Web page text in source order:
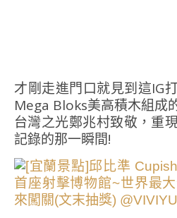
才剛走進門口就見到這IG
Mega Bloks美高積木組成
台灣之光鄭兆村致敬，重
記錄的那一瞬間!